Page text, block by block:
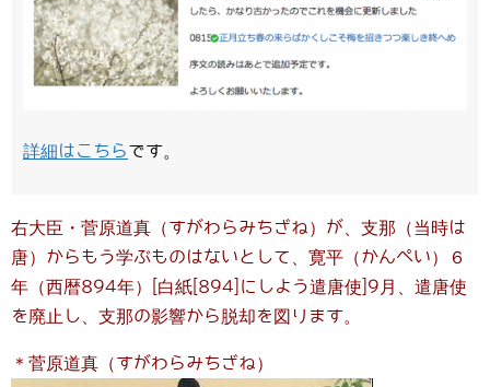
詳細はこちらです。
右大臣・菅原道真（すがわらみちざね）が、支那（当時は
唐）からもう学ぶものはないとして、寛平（かんぺい）６
年（西暦894年）[白紙[894]にしよう遣唐使]9月、遣唐使
を廃止し、支那の影響から脱却を図ります。
＊菅原道真（すがわらみちざね）